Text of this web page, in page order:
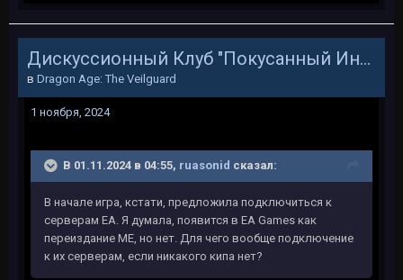
Дискуссионный Клуб "Покусанный Инквизитор"
в Dragon Age: The Veilguard
1 ноября, 2024
В 01.11.2024 в 04:55, ruasonid сказал:
В начале игра, кстати, предложила подключиться к
серверам ЕА. Я думала, появится в ЕА Games как
переиздание ME, но нет. Для чего вообще подключение
к их серверам, если никакого кипа нет?